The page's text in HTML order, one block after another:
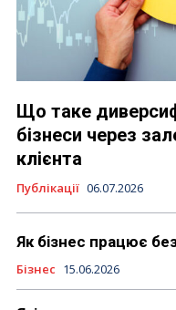
Що таке
бізнеси через
клієнта
Публікації 06.07.2026
Як бізнес працює
Бізнес 15.06.2026